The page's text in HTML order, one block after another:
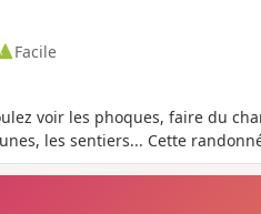
Facile
voir les phoques, faire du
les sentiers... Cette